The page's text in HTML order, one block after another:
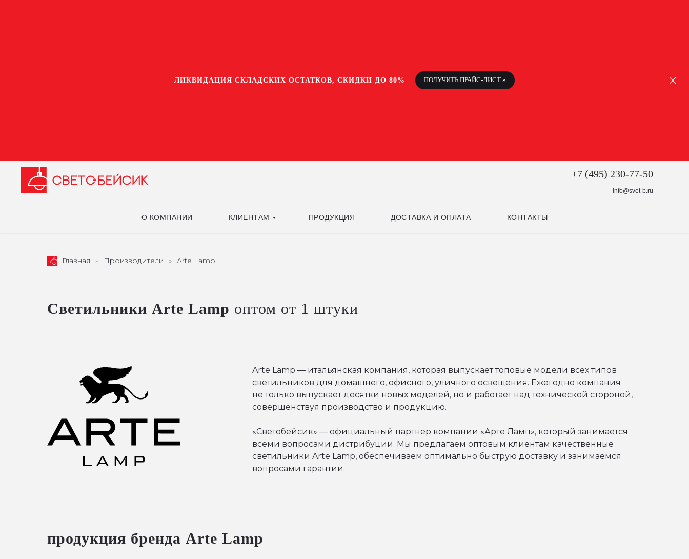
ЛИКВИДАЦИЯ СКЛАДСКИХ ОСТАТКОВ, СКИДКИ ДО 80% ПОЛУЧИТЬ ПРАЙС-ЛИСТ »
+7 (495) 230-77-50
info@svet-b.ru
О КОМПАНИИ КЛИЕНТАМ ПРОДУКЦИЯ ДОСТАВКА И ОПЛАТА КОНТАКТЫ
Главная » Производители » Arte Lamp
Светильники Arte Lamp оптом от 1 штуки
Arte Lamp — итальянская компания, которая выпускает топовые модели всех типов
светильников для домашнего, офисного, уличного освещения. Ежегодно компания
не только выпускает десятки новых моделей, но и работает над технической стороной,
совершенствуя производство и продукцию.
«Светобейсик» — официальный партнер компании «Арте Ламп», который занимается
всеми вопросами дистрибуции. Мы предлагаем оптовым клиентам качественные
светильники Arte Lamp, обеспечиваем оптимально быструю доставку и занимаемся
вопросами гарантии.
продукция бренда Arte Lamp